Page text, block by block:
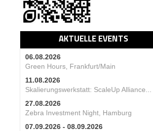
AKTUELLE EVENTS
06.08.2026
Green Hours, Frankfurt/Main
11.08.2026
Skalierungswerkstatt: ScaleUp Alliance...
27.08.2026
Zebra Investment Night, Hamburg
07.09.2026 - 08.09.2026